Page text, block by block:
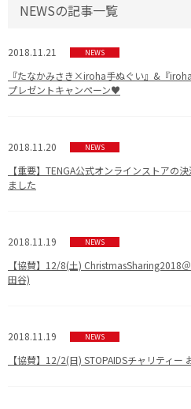
NEWSの記事一覧
2018.11.21 NEWS
『たなかみさき×iroha手ぬぐい』&『
プレゼントキャンペーン♥
2018.11.20 NEWS
【重要】TENGA公式オンラインストアの
ました
2018.11.19 NEWS
【協賛】12/8(土) ChristmasSharing2018
田谷)
2018.11.19 NEWS
【協賛】12/2(日) STOPAIDSチャリティ